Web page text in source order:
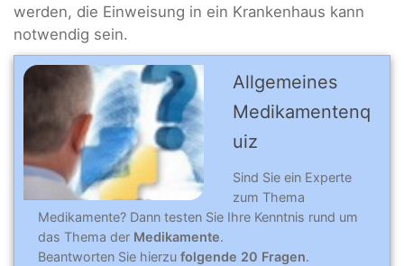
werden, die Einweisung in ein Krankenhaus kann
notwendig sein.
Allgemeines
Medikamentenq
uiz
Sind Sie ein Experte
zum Thema
Medikamente? Dann testen Sie Ihre Kenntnis rund um
das Thema der Medikamente.
Beantworten Sie hierzu folgende 20 Fragen.